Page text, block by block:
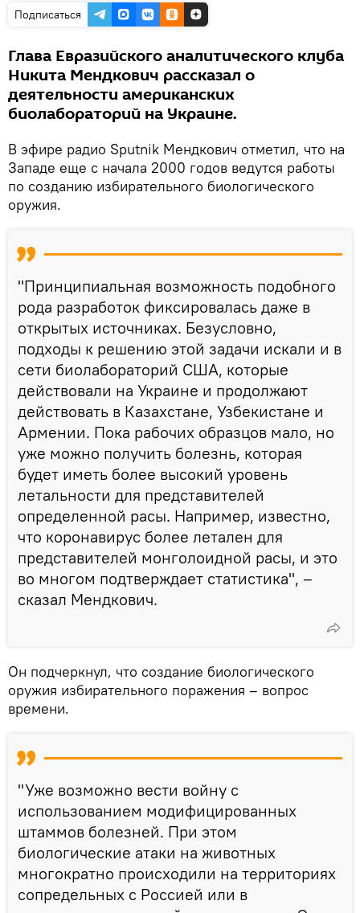
Подписаться
Глава Евразийского аналитического клуба
Никита Мендкович рассказал о
деятельности американских
биолабораторий на Украине.
В эфире радио Sputnik Мендкович отметил, что на
Западе еще с начала 2000 годов ведутся работы
по созданию избирательного биологического
оружия.
"Принципиальная возможность подобного
рода разработок фиксировалась даже в
открытых источниках. Безусловно,
подходы к решению этой задачи искали и в
сети биолабораторий США, которые
действовали на Украине и продолжают
действовать в Казахстане, Узбекистане и
Армении. Пока рабочих образцов мало, но
уже можно получить болезнь, которая
будет иметь более высокий уровень
летальности для представителей
определенной расы. Например, известно,
что коронавирус более летален для
представителей монголоидной расы, и это
во многом подтверждает статистика", –
сказал Мендкович.
Он подчеркнул, что создание биологического
оружия избирательного поражения – вопрос
времени.
"Уже возможно вести войну с
использованием модифицированных
штаммов болезней. При этом
биологические атаки на животных
многократно происходили на территориях
сопредельных с Россией или в